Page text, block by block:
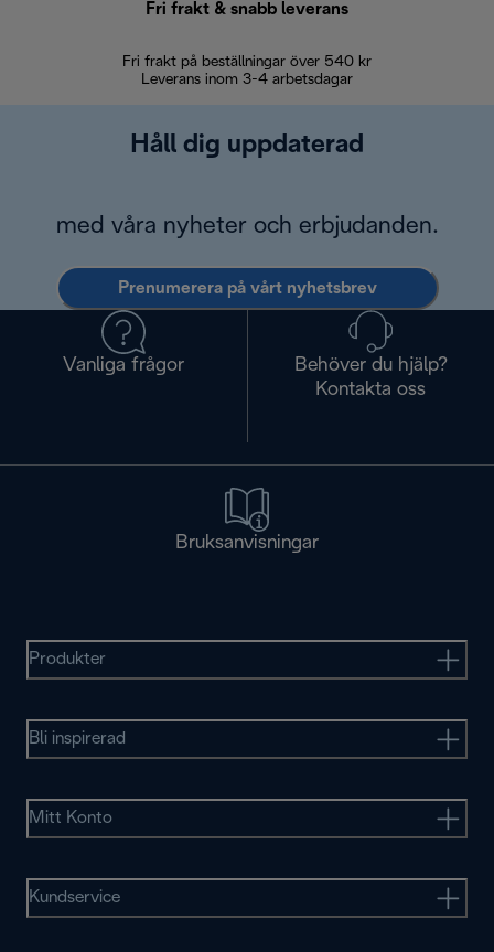
Fri frakt & snabb leverans
Fri frakt på beställningar över 540 kr
Leverans inom 3-4 arbetsdagar
Håll dig uppdaterad
med våra nyheter och erbjudanden.
Prenumerera på vårt nyhetsbrev
Vanliga frågor
Behöver du hjälp?
Kontakta oss
Bruksanvisningar
Produkter
Bli inspirerad
Mitt Konto
Kundservice